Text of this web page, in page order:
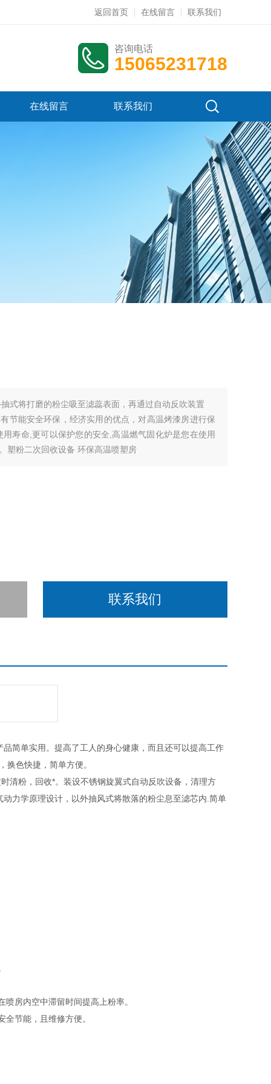
返回首页 在线留言 联系我们
咨询电话
15065231718
在线留言 联系我们
式将打磨的粉尘吸至滤蕊表面，再通过自动反吹装置
节能安全环保，经济实用的优点，对高温烤漆房进行保
寿命,更可以保护您的安全,高温燃气固化炉是您在使用
塑粉二次回收设备 环保高温喷塑房
联系我们
简单实用。提高了工人的身心健康，而且还可以提高工作
换色快捷，简单方便。
清粉，回收*。装设不锈钢旋翼式自动反吹设备，清理方
力学原理设计，以外抽风式将散落的粉尘息至滤芯内.简单
房内空中滞留时间提高上粉率。
节能，且维修方便。